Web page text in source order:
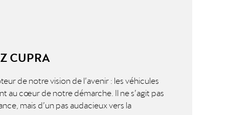
CUPRA
de notre vision de l’avenir : les véhicules
au cœur de notre démarche. Il ne s’agit pas
mais d’un pas audacieux vers la